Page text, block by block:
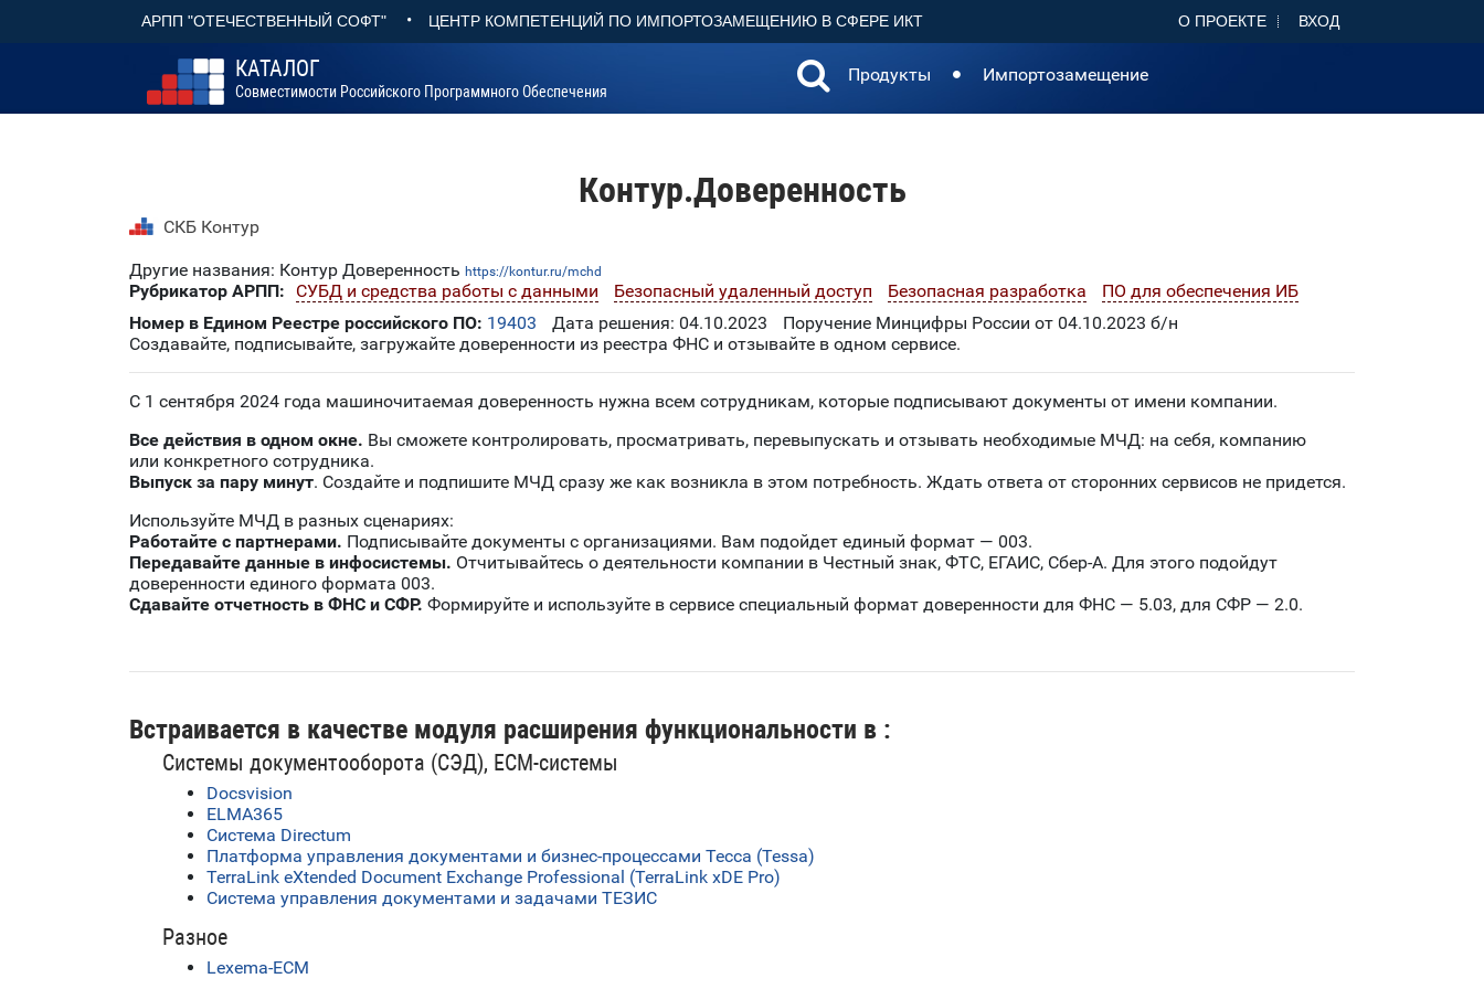
АРПП "ОТЕЧЕСТВЕННЫЙ СОФТ" • ЦЕНТР КОМПЕТЕНЦИЙ ПО ИМПОРТОЗАМЕЩЕНИЮ В СФЕРЕ ИКТ О ПРОЕКТЕ ВХОД
КАТАЛОГ
Совместимости Российского Программного Обеспечения
Продукты Импортозамещение
Контур.Доверенность
СКБ Контур
Другие названия: Контур Доверенность https://kontur.ru/mchd
Рубрикатор АРПП: СУБД и средства работы с данными Безопасный удаленный доступ Безопасная разработка
ПО для обеспечения ИБ
Номер в Едином Реестре российского ПО: 19403 Дата решения: 04.10.2023
Поручение Минцифры России от 04.10.2023 б/н
Создавайте, подписывайте, загружайте доверенности из реестра ФНС и отзывайте в одном сервисе.
С 1 сентября 2024 года машиночитаемая доверенность нужна всем сотрудникам, которые подписывают документы от имени компании.
Все действия в одном окне. Вы сможете контролировать, просматривать, перевыпускать и отзывать необходимые МЧД: на себя, компанию
или конкретного сотрудника.
Выпуск за пару минут. Создайте и подпишите МЧД сразу же как возникла в этом потребность. Ждать ответа от сторонних сервисов не придется.
Используйте МЧД в разных сценариях:
Работайте с партнерами. Подписывайте документы с организациями. Вам подойдет единый формат — 003.
Передавайте данные в инфосистемы. Отчитывайтесь о деятельности компании в Честный знак, ФТС, ЕГАИС, Сбер-А. Для этого подойдут
доверенности единого формата 003.
Сдавайте отчетность в ФНС и СФР. Формируйте и используйте в сервисе специальный формат доверенности для ФНС — 5.03, для СФР — 2.0.
Встраивается в качестве модуля расширения функциональности в :
Системы документооборота (СЭД), ECM-системы
Docsvision
ELMA365
Система Directum
Платформа управления документами и бизнес-процессами Тесса (Tessa)
TerraLink eXtended Document Exchange Professional (TerraLink xDE Pro)
Система управления документами и задачами ТЕЗИС
Разное
Lexema-ECM